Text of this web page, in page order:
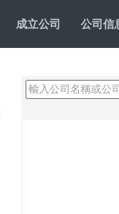
成立公司 公司信